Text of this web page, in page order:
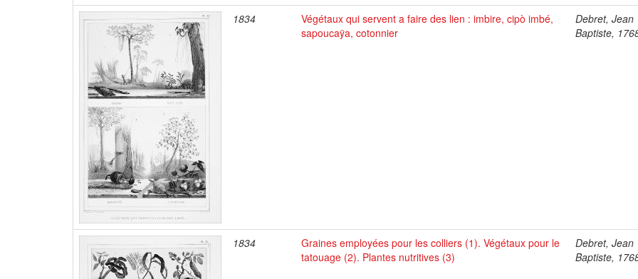
1834
Végétaux qui servent a faire des lien : imbire, cipò imbé,
sapoucaÿa, cotonnier
Debret, Jean
Baptiste,
1834
Graines employées pour les colliers (1). Végétaux pour le
tatouage (2). Plantes nutritives (3)
Debret, Jean
Baptiste,